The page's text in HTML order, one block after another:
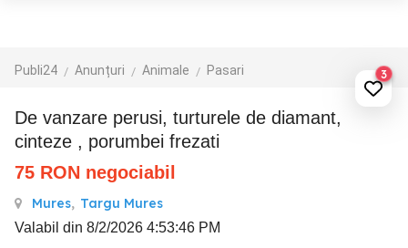
Publi24 Anunțuri Animale Pasari 3
De vanzare perusi, turturele de diamant,
cinteze , porumbei frezati
75 RON negociabil
Mures, Targu Mures
Valabil din 8/2/2026 4:53:46 PM